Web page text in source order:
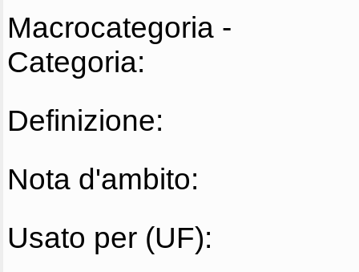
Macrocategoria -
Categoria:
Definizione:
Nota d'ambito:
Usato per (UF):